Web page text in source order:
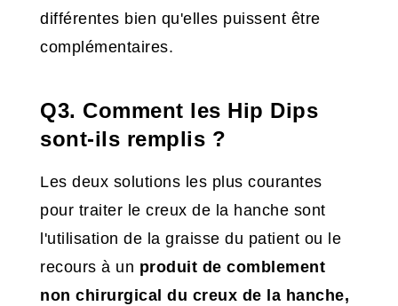
différentes bien qu'elles puissent être
complémentaires.
Q3. Comment les Hip Dips
sont-ils remplis ?
Les deux solutions les plus courantes
pour traiter le creux de la hanche sont
l'utilisation de la graisse du patient ou le
recours à un produit de comblement
non chirurgical du creux de la hanche,